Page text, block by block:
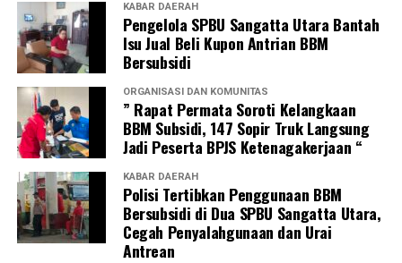
KABAR DAERAH
Pengelola SPBU Sangatta Utara Bantah
Isu Jual Beli Kupon Antrian BBM
Bersubsidi
ORGANISASI DAN KOMUNITAS
” Rapat Permata Soroti Kelangkaan
BBM Subsidi, 147 Sopir Truk Langsung
Jadi Peserta BPJS Ketenagakerjaan “
KABAR DAERAH
Polisi Tertibkan Penggunaan BBM
Bersubsidi di Dua SPBU Sangatta Utara,
Cegah Penyalahgunaan dan Urai
Antrean